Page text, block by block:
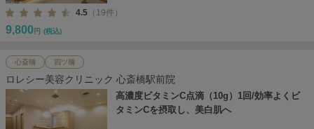
4.5 （19件）
9,800 円 (税込)
心斎橋 四ツ橋
ロレシー美容クリニック 心斎橋駅前院
高濃度ビタミンC点滴（10g）1回/効率よくビ
タミンCを摂取し、美白肌へ